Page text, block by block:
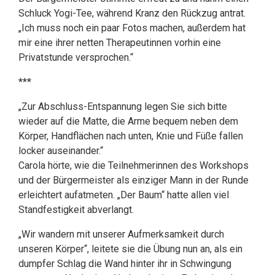
Schluck Yogi-Tee, während Kranz den Rückzug antrat.
„Ich muss noch ein paar Fotos machen, außerdem hat
mir eine ihrer netten Therapeutinnen vorhin eine
Privatstunde versprochen.“
***
„Zur Abschluss-Entspannung legen Sie sich bitte
wieder auf die Matte, die Arme bequem neben dem
Körper, Handflächen nach unten, Knie und Füße fallen
locker auseinander.“
Carola hörte, wie die Teilnehmerinnen des Workshops
und der Bürgermeister als einziger Mann in der Runde
erleichtert aufatmeten. „Der Baum“ hatte allen viel
Standfestigkeit abverlangt.
„Wir wandern mit unserer Aufmerksamkeit durch
unseren Körper“, leitete sie die Übung nun an, als ein
dumpfer Schlag die Wand hinter ihr in Schwingung